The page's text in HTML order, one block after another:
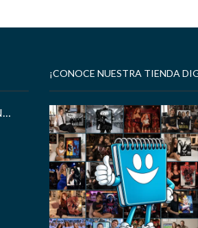
Spider-Man Brand New Day
¡CONOCE NUESTRA TIENDA